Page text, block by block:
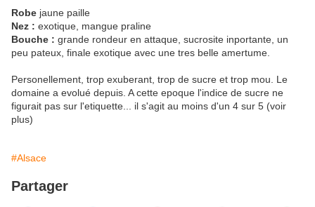
Robe jaune paille
Nez : exotique, mangue praline
Bouche : grande rondeur en attaque, sucrosite inportante, un
peu pateux, finale exotique avec une tres belle amertume.
Personellement, trop exuberant, trop de sucre et trop mou. Le
domaine a evolué depuis. A cette epoque l'indice de sucre ne
figurait pas sur l'etiquette... il s'agit au moins d'un 4 sur 5 (voir
plus)
#Alsace
Partager